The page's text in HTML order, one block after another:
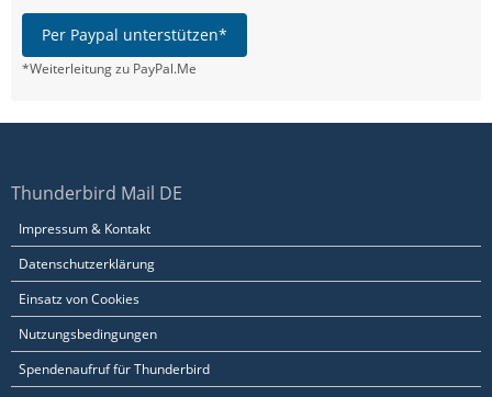
Per Paypal unterstützen*
*Weiterleitung zu PayPal.Me
Thunderbird Mail DE
Impressum & Kontakt
Datenschutzerklärung
Einsatz von Cookies
Nutzungsbedingungen
Spendenaufruf für Thunderbird